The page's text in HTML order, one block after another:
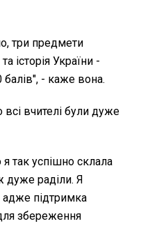
три предмети
історія України -
- каже вона.
вчителі були дуже
так успішно склала
дуже раділи. Я
підтримка
збереження